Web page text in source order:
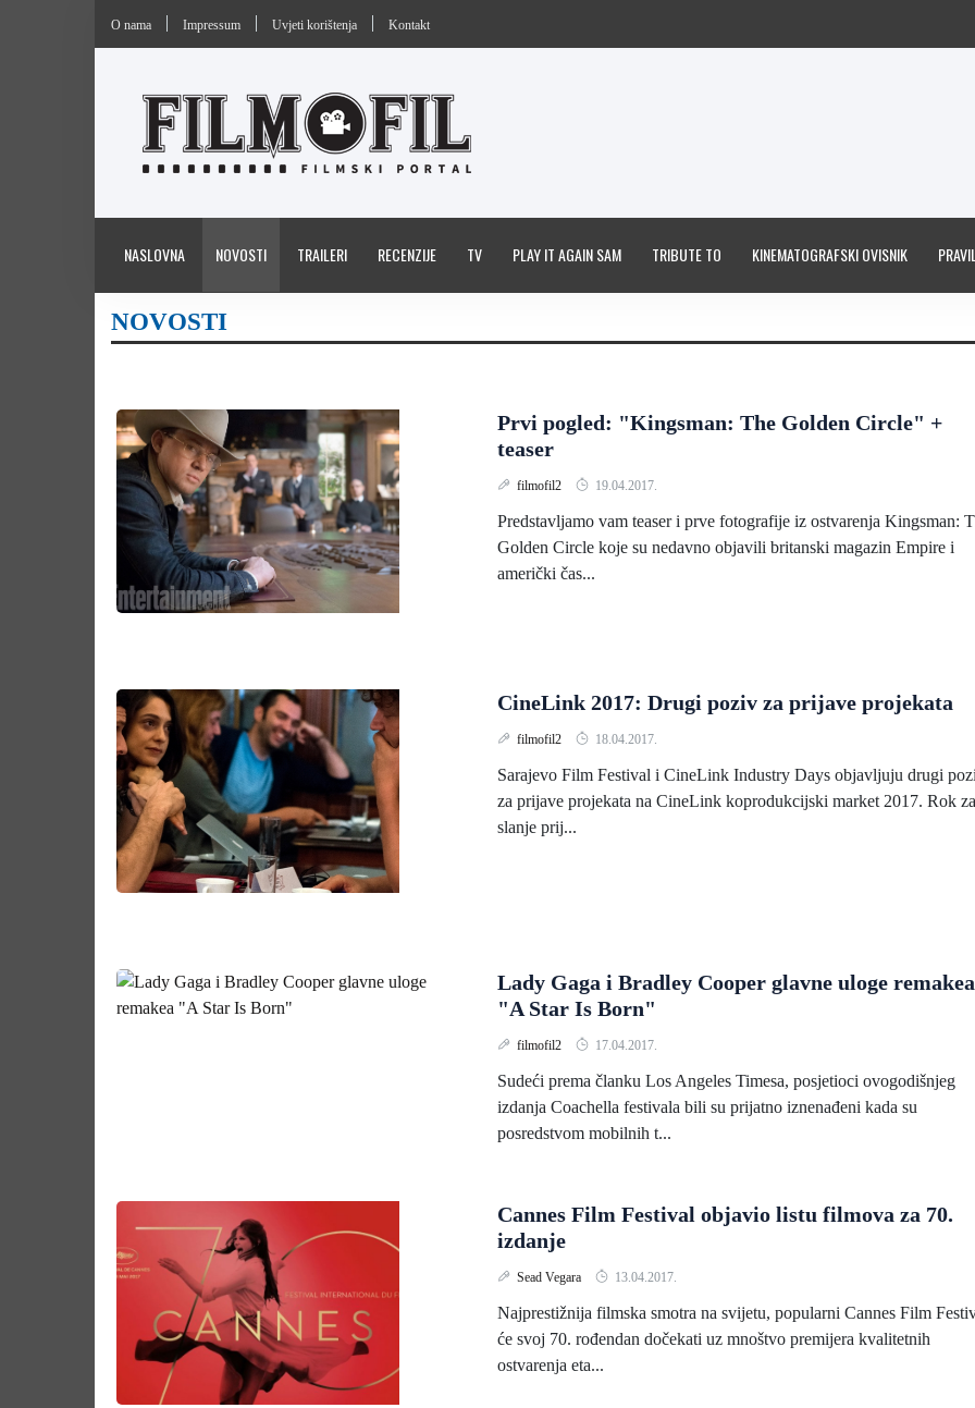
O nama Impressum Uvjeti korištenja Kontakt
NASLOVNA NOVOSTI TRAILERI RECENZIJE TV PLAY IT AGAIN SAM TRIBUTE TO KINEMATOGRAFSKI OVISNIK
NOVOSTI
Prvi pogled: "Kingsman: The Golden Circle" +
teaser
filmofil2 19.04.2017.
Predstavljamo vam teaser i prve fotografije iz ostvarenja Kingsman:
Golden Circle koje su nedavno objavili britanski magazin Empire i
američki čas...
CineLink 2017: Drugi poziv za prijave projekata
filmofil2 18.04.2017.
Sarajevo Film Festival i CineLink Industry Days objavljuju drugi
za prijave projekata na CineLink koprodukcijski market 2017. Rok za
slanje prij...
Lady Gaga i Bradley Cooper glavne uloge remakea
"A Star Is Born"
filmofil2 17.04.2017.
Sudeći prema članku Los Angeles Timesa, posjetioci ovogodišnjeg
izdanja Coachella festivala bili su prijatno iznenađeni kada su
posredstvom mobilnih t...
Cannes Film Festival objavio listu filmova za 70.
izdanje
Sead Vegara 13.04.2017.
Najprestižnija filmska smotra na svijetu, popularni Cannes Film
će svoj 70. rođendan dočekati uz mnoštvo premijera kvalitetnih
ostvarenja eta...